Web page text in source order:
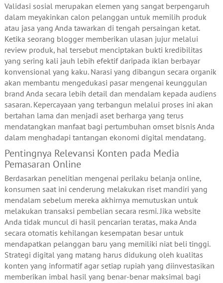
Validasi sosial merupakan elemen yang sangat berpengaruh
dalam meyakinkan calon pelanggan untuk memilih produk
atau jasa yang Anda tawarkan di tengah persaingan ketat.
Ketika seorang blogger memberikan ulasan jujur melalui
review produk, hal tersebut menciptakan bukti kredibilitas
yang sering kali jauh lebih efektif daripada iklan berbayar
konvensional yang kaku. Narasi yang dibangun secara organik
akan membantu mengedukasi pasar mengenai keunggulan
brand Anda secara lebih detail dan mendalam kepada audiens
sasaran. Kepercayaan yang terbangun melalui proses ini akan
bertahan lama dan menjadi aset berharga yang terus
mendatangkan manfaat bagi pertumbuhan omset bisnis Anda
dalam menghadapi tantangan ekonomi digital mendatang.
Pentingnya Relevansi Konten pada Media
Pemasaran Online
Berdasarkan penelitian mengenai perilaku belanja online,
konsumen saat ini cenderung melakukan riset mandiri yang
mendalam sebelum mereka akhirnya memutuskan untuk
melakukan transaksi pembelian secara resmi. Jika website
Anda tidak muncul di hasil pencarian teratas, maka Anda
secara otomatis kehilangan kesempatan besar untuk
mendapatkan pelanggan baru yang memiliki niat beli tinggi.
Strategi digital yang matang harus didukung oleh kualitas
konten yang informatif agar setiap rupiah yang diinvestasikan
memberikan imbal hasil yang benar-benar maksimal bagi